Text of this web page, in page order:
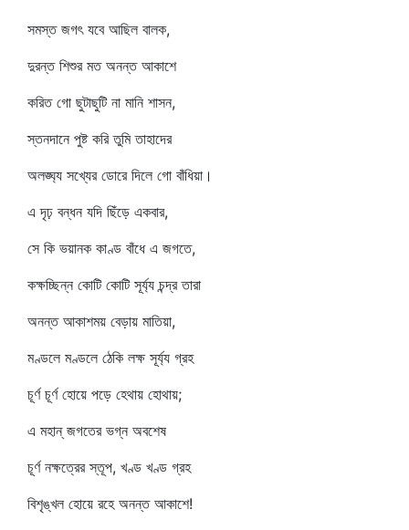
সমস্ত জগৎ যবে আছিল বালক,
দুরন্ত শিশুর মত অনন্ত আকাশে
করিত গো ছুটাছুটি না মানি শাসন,
স্তনদানে পুষ্ট করি তুমি তাহাদের
অলঙ্ঘ্য সখ্যের ডোরে দিলে গো বাঁধিয়া।
এ দৃঢ় বন্ধন যদি ছিঁড়ে একবার,
সে কি ভয়ানক কাণ্ড বাঁধে এ জগতে,
কক্ষচ্ছিন্ন কোটি কোটি সূর্য্য চন্দ্র তারা
অনন্ত আকাশময় বেড়ায় মাতিয়া,
মণ্ডলে মণ্ডলে ঠেকি লক্ষ সূর্য্য গ্রহ
চূর্ণ চূর্ণ হোয়ে পড়ে হেথায় হোথায়;
এ মহান্‌ জগতের ভগ্ন অবশেষ
চূর্ণ নক্ষত্রের স্তূপ, খণ্ড খণ্ড গ্রহ
বিশৃঙ্খল হোয়ে রহে অনন্ত আকাশে!